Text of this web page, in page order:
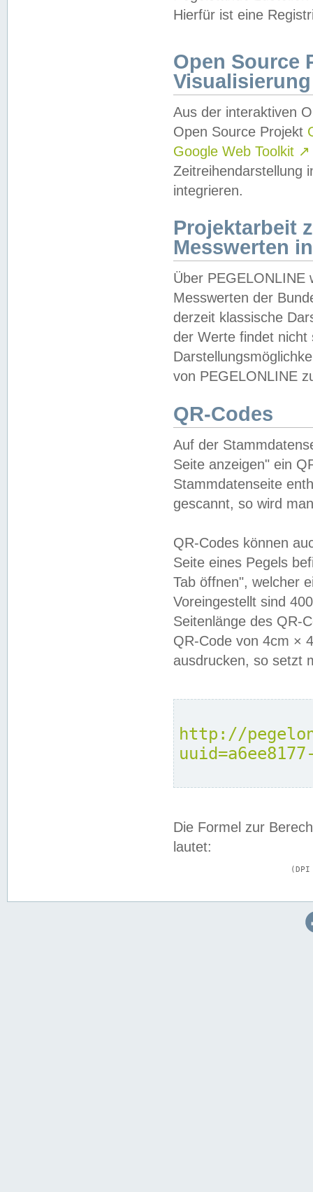
Hierfür ist eine
Open Source
Visualisierung
Aus der interaktiven
Open Source Projekt
Google Web Toolkit ↗
Zeitreihendarstellung
integrieren.
Projektarbeit
Messwerten
Über PEGELONLINE
Messwerten der
derzeit klassische
der Werte findet
von PEGELONLINE
QR-Codes
Auf der
Seite anzeigen" ein
Stammdatenseite
gescannt, so wird
QR-Codes können
Seite eines Pegels
Tab öffnen", welcher
Voreingestellt sind
Seitenlänge des QR-
QR-Code von 4cm ×
ausdrucken, so setzt
http://
Die Formel zur
lautet: